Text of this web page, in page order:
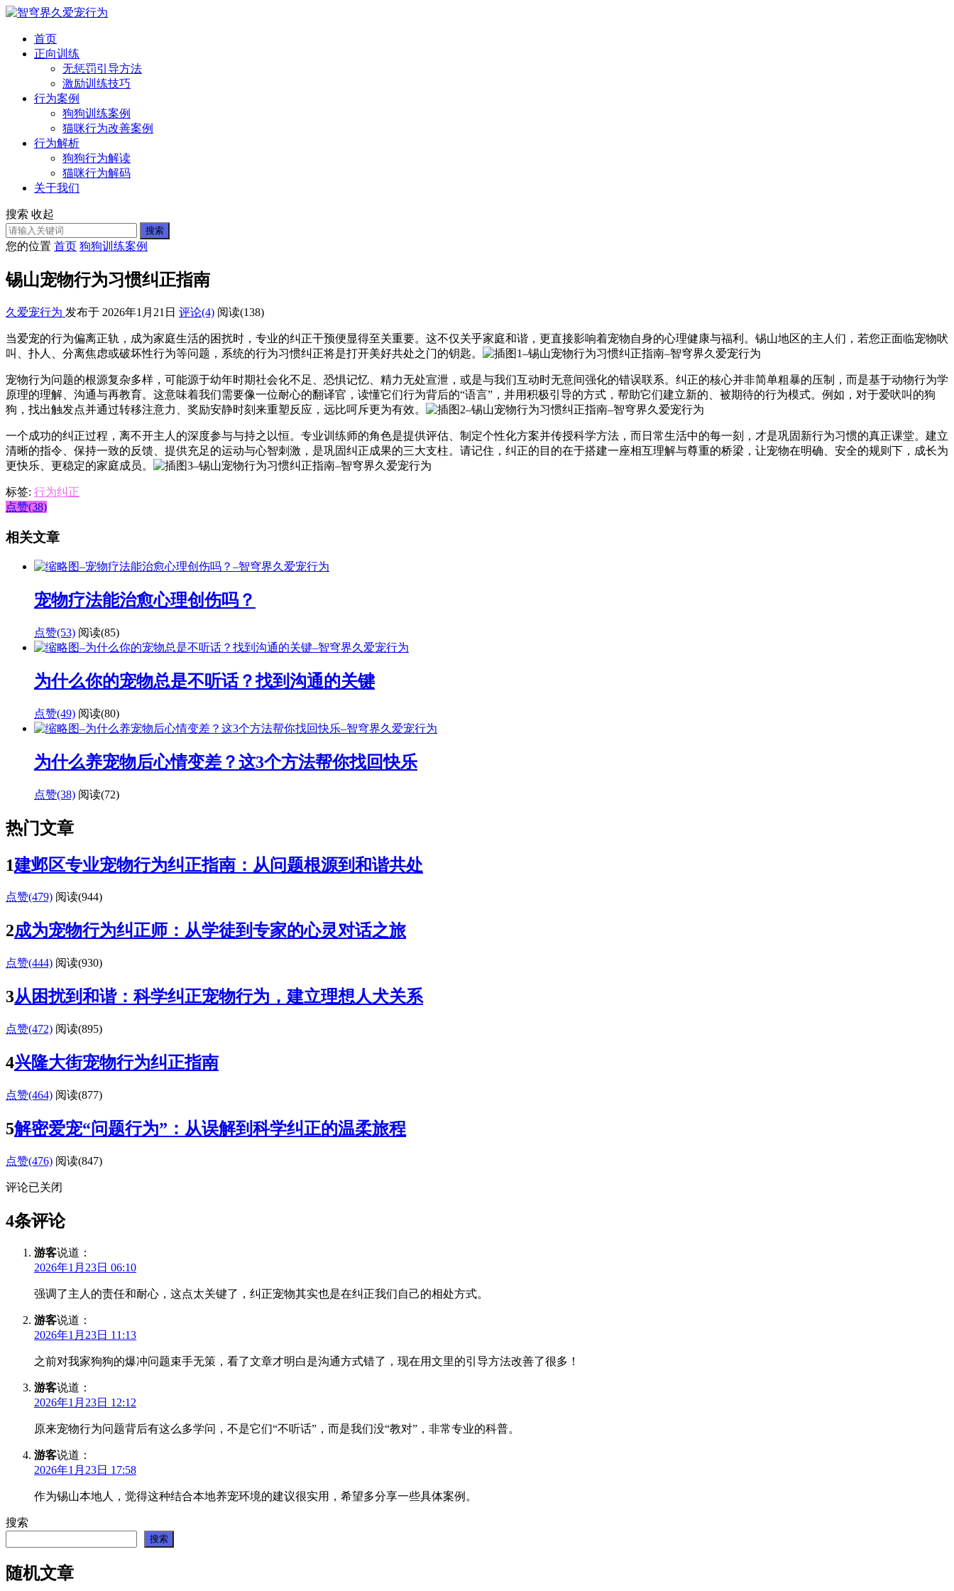
首页
正向训练
无惩罚引导方法
激励训练技巧
行为案例
狗狗训练案例
猫咪行为改善案例
行为解析
狗狗行为解读
猫咪行为解码
关于我们
搜索 收起
搜索
您的位置 首页 狗狗训练案例
锡山宠物行为习惯纠正指南
久爱宠行为 发布于 2026年1月21日 评论(4) 阅读(138)
当爱宠的行为偏离正轨，成为家庭生活的困扰时，专业的纠正干预便显得至关重要。这不仅关乎家庭和谐，更直接影响着宠物自身的心理健康与福利。锡山地区的主人们，若您正面临宠物吠
叫、扑人、分离焦虑或破坏性行为等问题，系统的行为习惯纠正将是打开美好共处之门的钥匙。
宠物行为问题的根源复杂多样，可能源于幼年时期社会化不足、恐惧记忆、精力无处宣泄，或是与我们互动时无意间强化的错误联系。纠正的核心并非简单粗暴的压制，而是基于动物行为学
原理的理解、沟通与再教育。这意味着我们需要像一位耐心的翻译官，读懂它们行为背后的“语言”，并用积极引导的方式，帮助它们建立新的、被期待的行为模式。例如，对于爱吠叫的狗
狗，找出触发点并通过转移注意力、奖励安静时刻来重塑反应，远比呵斥更为有效。
一个成功的纠正过程，离不开主人的深度参与与持之以恒。专业训练师的角色是提供评估、制定个性化方案并传授科学方法，而日常生活中的每一刻，才是巩固新行为习惯的真正课堂。建立
清晰的指令、保持一致的反馈、提供充足的运动与心智刺激，是巩固纠正成果的三大支柱。请记住，纠正的目的在于搭建一座相互理解与尊重的桥梁，让宠物在明确、安全的规则下，成长为
更快乐、更稳定的家庭成员。
标签: 行为纠正
点赞(38)
相关文章
宠物疗法能治愈心理创伤吗？
点赞(53) 阅读(85)
为什么你的宠物总是不听话？找到沟通的关键
点赞(49) 阅读(80)
为什么养宠物后心情变差？这3个方法帮你找回快乐
点赞(38) 阅读(72)
热门文章
1建邺区专业宠物行为纠正指南：从问题根源到和谐共处
点赞(479) 阅读(944)
2成为宠物行为纠正师：从学徒到专家的心灵对话之旅
点赞(444) 阅读(930)
3从困扰到和谐：科学纠正宠物行为，建立理想人犬关系
点赞(472) 阅读(895)
4兴隆大街宠物行为纠正指南
点赞(464) 阅读(877)
5解密爱宠“问题行为”：从误解到科学纠正的温柔旅程
点赞(476) 阅读(847)
评论已关闭
4条评论
游客说道：
2026年1月23日 06:10
强调了主人的责任和耐心，这点太关键了，纠正宠物其实也是在纠正我们自己的相处方式。
游客说道：
2026年1月23日 11:13
之前对我家狗狗的爆冲问题束手无策，看了文章才明白是沟通方式错了，现在用文里的引导方法改善了很多！
游客说道：
2026年1月23日 12:12
原来宠物行为问题背后有这么多学问，不是它们“不听话”，而是我们没“教对”，非常专业的科普。
游客说道：
2026年1月23日 17:58
作为锡山本地人，觉得这种结合本地养宠环境的建议很实用，希望多分享一些具体案例。
搜索
搜索
随机文章